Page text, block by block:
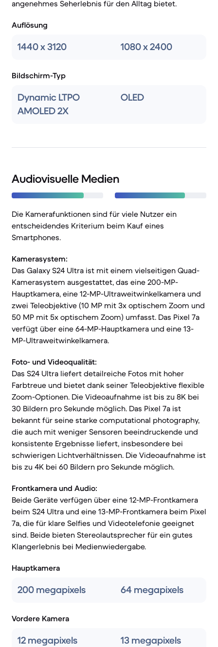
angenehmes Seherlebnis für den Alltag bietet.
Auflösung
1440 x 3120 1080 x 2400
Bildschirm-Typ
Dynamic LTPO
AMOLED 2X
OLED
Audiovisuelle Medien
Die Kamerafunktionen sind für viele Nutzer ein
entscheidendes Kriterium beim Kauf eines
Smartphones.
Kamerasystem:
Das Galaxy S24 Ultra ist mit einem vielseitigen Quad-
Kamerasystem ausgestattet, das eine 200-MP-
Hauptkamera, eine 12-MP-Ultraweitwinkelkamera und
zwei Teleobjektive (10 MP mit 3x optischem Zoom und
50 MP mit 5x optischem Zoom) umfasst. Das Pixel 7a
verfügt über eine 64-MP-Hauptkamera und eine 13-
MP-Ultraweitwinkelkamera.
Foto- und Videoqualität:
Das S24 Ultra liefert detailreiche Fotos mit hoher
Farbtreue und bietet dank seiner Teleobjektive flexible
Zoom-Optionen. Die Videoaufnahme ist bis zu 8K bei
30 Bildern pro Sekunde möglich. Das Pixel 7a ist
bekannt für seine starke computational photography,
die auch mit weniger Sensoren beeindruckende und
konsistente Ergebnisse liefert, insbesondere bei
schwierigen Lichtverhältnissen. Die Videoaufnahme ist
bis zu 4K bei 60 Bildern pro Sekunde möglich.
Frontkamera und Audio:
Beide Geräte verfügen über eine 12-MP-Frontkamera
beim S24 Ultra und eine 13-MP-Frontkamera beim Pixel
7a, die für klare Selfies und Videotelefonie geeignet
sind. Beide bieten Stereolautsprecher für ein gutes
Klangerlebnis bei Medienwiedergabe.
Hauptkamera
200 megapixels 64 megapixels
Vordere Kamera
12 megapixels 13 megapixels